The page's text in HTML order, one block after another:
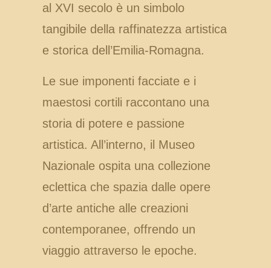
al XVI secolo è un simbolo
tangibile della raffinatezza artistica
e storica dell’Emilia-Romagna.
Le sue imponenti facciate e i
maestosi cortili raccontano una
storia di potere e passione
artistica. All’interno, il Museo
Nazionale ospita una collezione
eclettica che spazia dalle opere
d’arte antiche alle creazioni
contemporanee, offrendo un
viaggio attraverso le epoche.